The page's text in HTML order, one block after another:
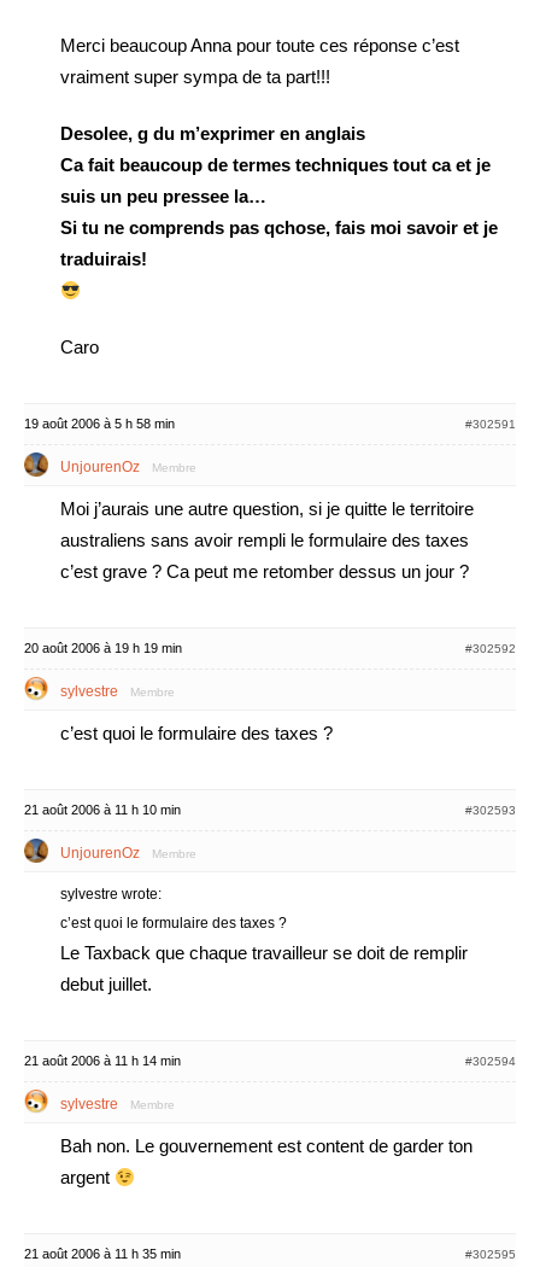
Merci beaucoup Anna pour toute ces réponse c’est
vraiment super sympa de ta part!!!
Desolee, g du m’exprimer en anglais
Ca fait beaucoup de termes techniques tout ca et je
suis un peu pressee la…
Si tu ne comprends pas qchose, fais moi savoir et je
traduirais!
Caro
19 août 2006 à 5 h 58 min #302591
UnjourenOz Membre
Moi j’aurais une autre question, si je quitte le territoire
australiens sans avoir rempli le formulaire des taxes
c’est grave ? Ca peut me retomber dessus un jour ?
20 août 2006 à 19 h 19 min #302592
sylvestre Membre
c’est quoi le formulaire des taxes ?
21 août 2006 à 11 h 10 min #302593
UnjourenOz Membre
sylvestre wrote:
c’est quoi le formulaire des taxes ?
Le Taxback que chaque travailleur se doit de remplir
debut juillet.
21 août 2006 à 11 h 14 min #302594
sylvestre Membre
Bah non. Le gouvernement est content de garder ton
argent
21 août 2006 à 11 h 35 min #302595